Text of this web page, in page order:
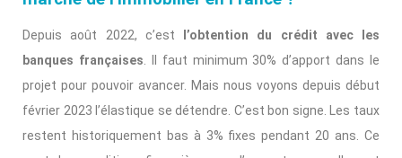
Depuis août 2022, c’est
l’obtention du crédit avec les
banques françaises. Il faut minimum 30% d’apport dans le
projet pour pouvoir avancer. Mais nous voyons depuis début
février 2023 l’élastique se détendre. C’est bon signe. Les taux
restent historiquement bas à 3% fixes pendant 20 ans. Ce